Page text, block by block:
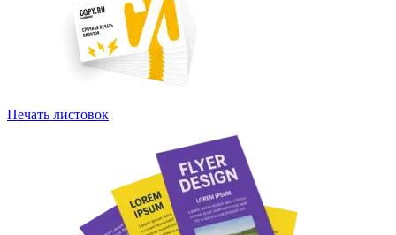
Печать листовок